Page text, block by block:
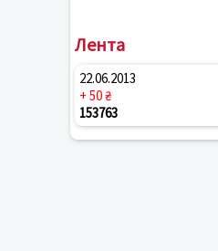
Лента
22.06.2013
+ 50 ₴
153763